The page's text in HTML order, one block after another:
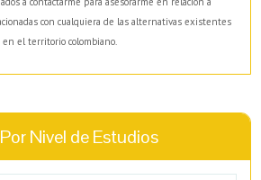
con cualquiera de las alternativas existentes
en el territorio colombiano.
Nivel de Estudios